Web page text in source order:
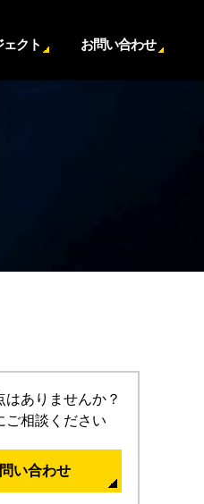
ェクト お問い合わせ
はありませんか？
ご相談ください
い合わせ